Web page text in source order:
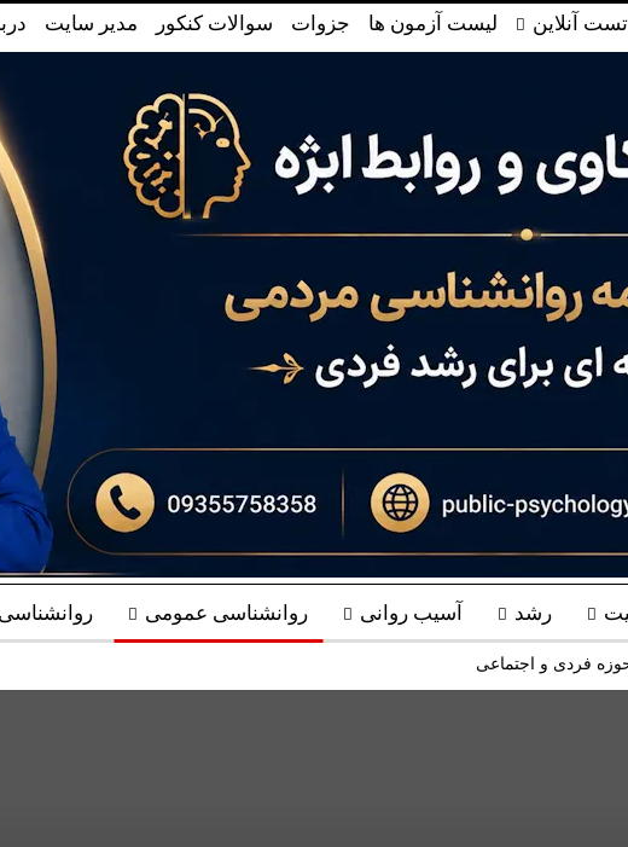
تست آنلاین لیست آزمون ها جزوات سوالات کنکور مدیر سایت
رشد آسیب روانی روانشناسی عمومی روانشناسی
فردی و اجتماعی